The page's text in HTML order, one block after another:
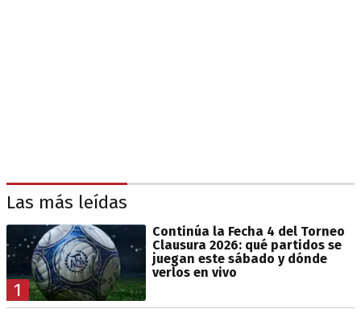
Las más leídas
1
Continúa la Fecha 4 del Torneo
Clausura 2026: qué partidos se
juegan este sábado y dónde
verlos en vivo